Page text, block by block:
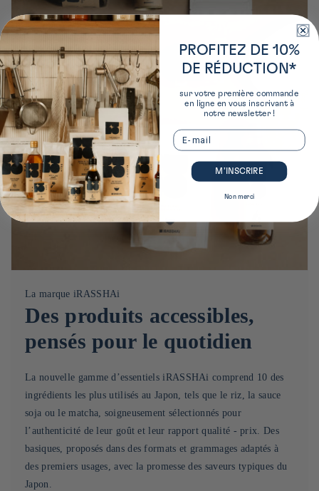
La marque iRASSHAi
Des produits accessibles,
pensés pour le quotidien
La nouvelle gamme d’essentiels iRASSHAi comprend 10 des
ingrédients les plus utilisés au Japon, tels que le riz, la sauce
soja ou le matcha, soigneusement sélectionnés pour
l’authenticité de leur goût et leur rapport qualité - prix. Des
basiques, proposés dans des formats et grammages adaptés à
des premiers usages, avec la promesse des saveurs typiques du
Japon.
PROFITEZ DE 10%
DE RÉDUCTION*
sur votre première commande
en ligne en vous inscrivant à
notre newsletter !
Email
M’INSCRIRE
Non merci